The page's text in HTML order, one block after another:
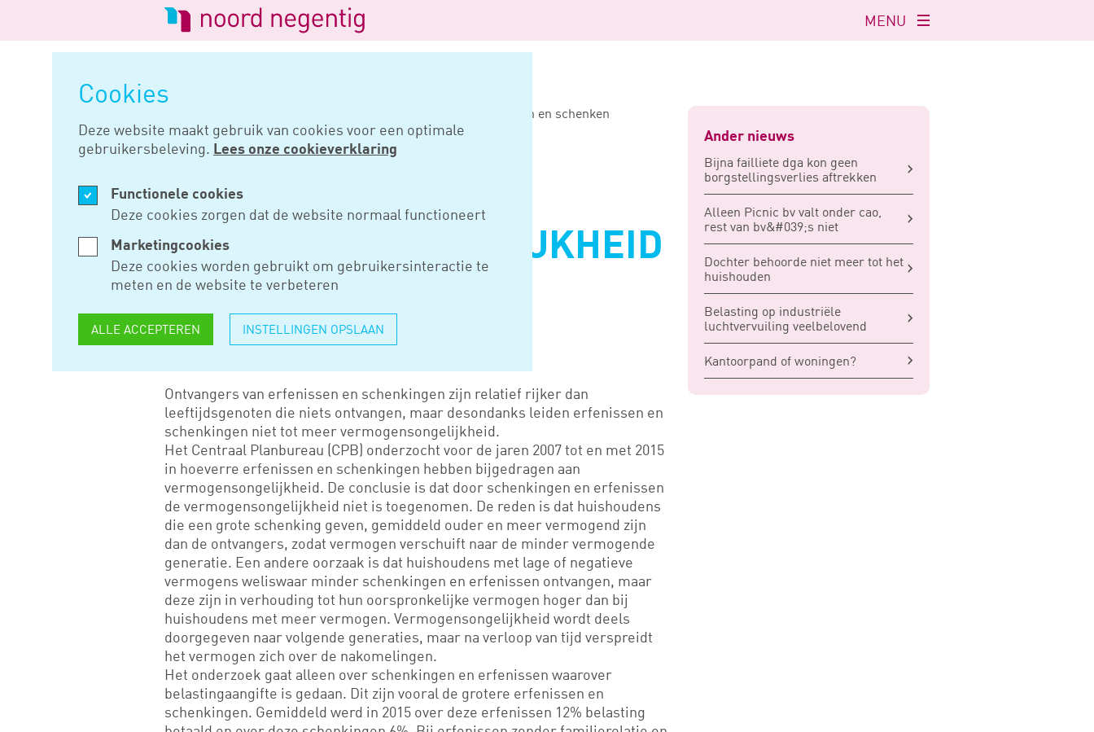
Cookies
Deze website maakt gebruik van cookies voor een optimale
gebruikersbeleving. Lees onze cookieverklaring
Functionele cookies
Deze cookies zorgen dat de website normaal functioneert
Marketingcookies
Deze cookies worden gebruikt om gebruikersinteractie te
meten en de website te verbeteren
ALLE ACCEPTEREN INSTELLINGEN OPSLAAN
Logo
van
Noord
Negentig
Navigatie
openen
MENU
Niet meer vermogensongelijkheid door erven en schenken
DEC 09, 2019
NIET MEER
VERMOGENSONGELIJKHEID
DOOR ERVEN EN
SCHENKEN
Ontvangers van erfenissen en schenkingen zijn relatief rijker dan
leeftijdsgenoten die niets ontvangen, maar desondanks leiden erfenissen en
schenkingen niet tot meer vermogensongelijkheid.
Het Centraal Planbureau (CPB) onderzocht voor de jaren 2007 tot en met 2015
in hoeverre erfenissen en schenkingen hebben bijgedragen aan
vermogensongelijkheid. De conclusie is dat door schenkingen en erfenissen
de vermogensongelijkheid niet is toegenomen. De reden is dat huishoudens
die een grote schenking geven, gemiddeld ouder en meer vermogend zijn
dan de ontvangers, zodat vermogen verschuift naar de minder vermogende
generatie. Een andere oorzaak is dat huishoudens met lage of negatieve
vermogens weliswaar minder schenkingen en erfenissen ontvangen, maar
deze zijn in verhouding tot hun oorspronkelijke vermogen hoger dan bij
huishoudens met meer vermogen. Vermogensongelijkheid wordt deels
doorgegeven naar volgende generaties, maar na verloop van tijd verspreidt
het vermogen zich over de nakomelingen.
Het onderzoek gaat alleen over schenkingen en erfenissen waarover
belastingaangifte is gedaan. Dit zijn vooral de grotere erfenissen en
schenkingen. Gemiddeld werd in 2015 over deze erfenissen 12% belasting
Ander nieuws
Bijna failliete dga kon geen
borgstellingsverlies aftrekken
Alleen Picnic bv valt onder cao,
rest van bv&#039;s niet
Dochter behoorde niet meer tot het
huishouden
Belasting op industriële
luchtvervuiling veelbelovend
Kantoorpand of woningen?